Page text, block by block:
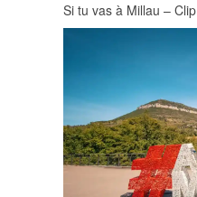
Si tu vas à Millau – Clip